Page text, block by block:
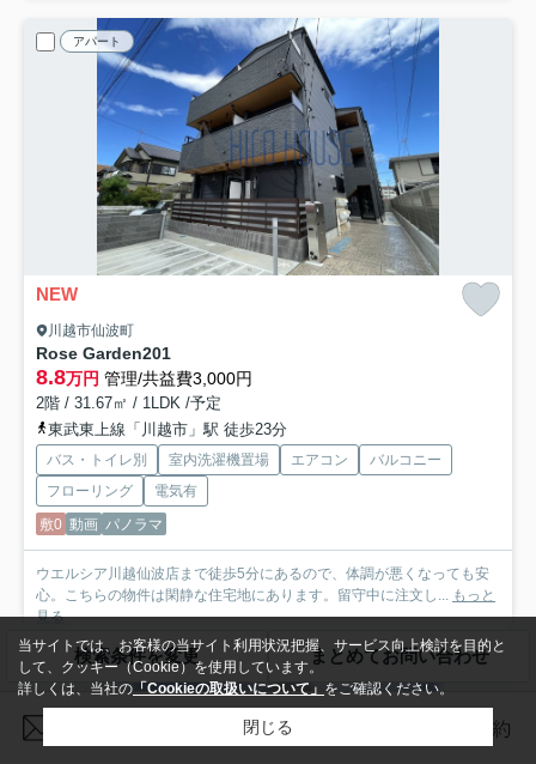
アパート
NEW
川越市仙波町
Rose Garden201
8.8万円 管理/共益費3,000円
2階 / 31.67㎡ / 1LDK /予定
東武東上線「川越市」駅 徒歩23分
バス・トイレ別 室内洗濯機置場 エアコン
バルコニー
フローリング
電気有
敷0 動画 パノラマ
ウエルシア川越仙波店まで徒歩5分にあるので、体調が悪くなっても安
心。こちらの物件は閑静な住宅地にあります。留守中に注文し...
もっと
見る
アパート
検索条件を変更 まとめてお問い合わせ
当サイトでは、お客様の当サイト利用状況把握、サービス向上検討を目的と
して、クッキー（Cookie）を使用しています。
詳しくは、当社の 「Cookieの取扱いについて」 をご確認ください。
閉じる